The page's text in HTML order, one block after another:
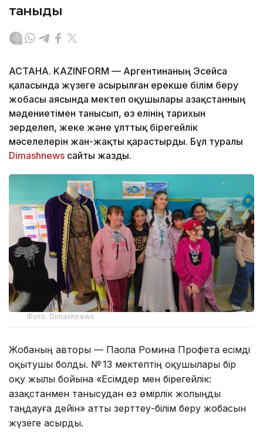
таныды
АСТАНА. KAZINFORM — Аргентинаның Эсейса
қаласында жүзеге асырылған ерекше білім беру
жобасы аясында мектеп оқушылары Қазақстанның
мәдениетімен танысып, өз елінің тарихын
зерделеп, жеке және ұлттық бірегейлік
мәселелерін жан-жақты қарастырды. Бұл туралы
Dimashnews сайты жазды.
Фото: Dimashnews
Жобаның авторы — Паола Ромина Профета есімді
оқытушы болды. № 13 мектептің оқушылары бір
оқу жылы бойына «Есімдер мен бірегейлік:
Қазақстанмен танысудан өз өмірлік жолыңды
таңдауға дейін» атты зерттеу-білім беру жобасын
жүзеге асырды.